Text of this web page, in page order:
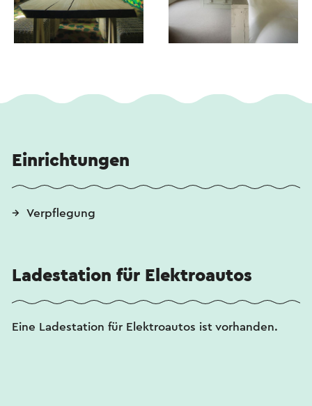
Einrichtungen
Verpflegung
Ladestation für Elektroautos
Eine Ladestation für Elektroautos ist vorhanden.